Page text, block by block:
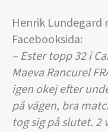
Henrik Lundegard
Facebooksida:
– Ester topp 32 i
Maeva Rancurel
igen okej efter
på vägen, bra
tog sig på slutet. 2